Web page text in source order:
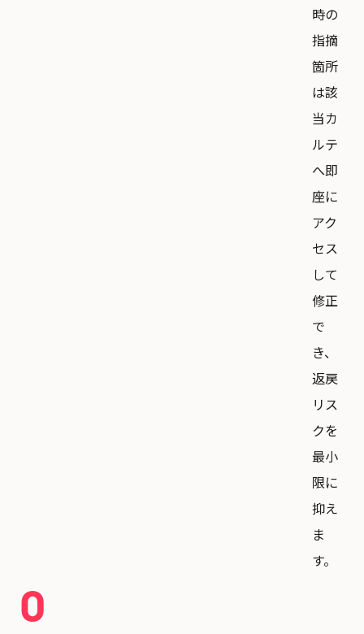
時の
指摘
箇所
は該
当カ
ルテ
へ即
座に
アク
セス
して
修正
で
き、
返戻
リス
クを
最小
限に
抑え
ま
す。
0